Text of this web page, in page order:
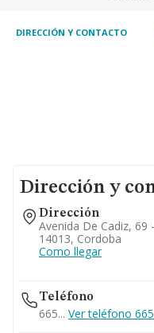
DIRECCIÓN Y CONTACTO
Dirección y
Dirección
Avenida De Cadiz, 69
14013, Cordoba
Como llegar
Teléfono
665... Ver teléfono